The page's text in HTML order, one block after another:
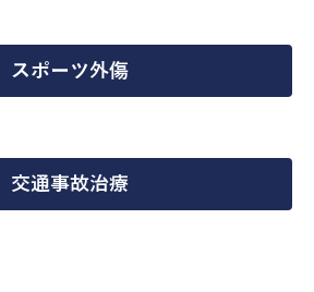
スポーツ外傷
交通事故治療